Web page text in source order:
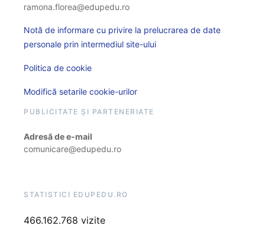
ramona.florea@edupedu.ro
Notă de informare cu privire la prelucrarea de date
personale prin intermediul site-ului
Politica de cookie
Modifică setarile cookie-urilor
PUBLICITATE ȘI PARTENERIATE
Adresă de e-mail
comunicare@edupedu.ro
STATISTICI EDUPEDU.RO
466.162.768 vizite